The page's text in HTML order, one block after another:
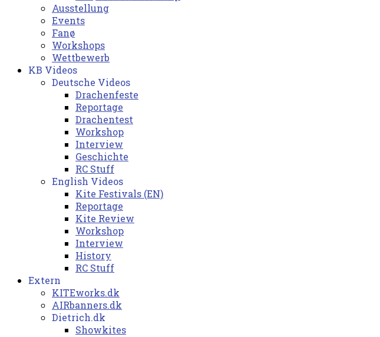
Ausstellung
Events
Fanø
Workshops
Wettbewerb
KB Videos
Deutsche Videos
Drachenfeste
Reportage
Drachentest
Workshop
Interview
Geschichte
RC Stuff
English Videos
Kite Festivals (EN)
Reportage
Kite Review
Workshop
Interview
History
RC Stuff
Extern
KITEworks.dk
AIRbanners.dk
Dietrich.dk
Showkites